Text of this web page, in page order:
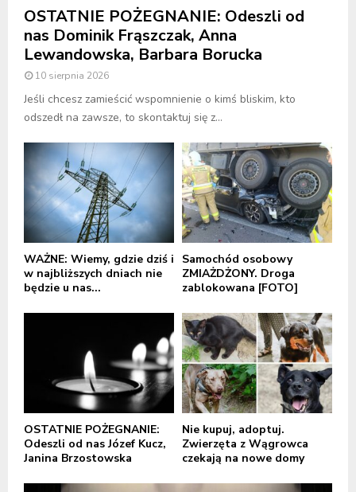
OSTATNIE POŻEGNANIE: Odeszli od
nas Dominik Frąszczak, Anna
Lewandowska, Barbara Borucka
10 sierpnia 2026
Jeśli chcesz zamieścić wspomnienie o kimś bliskim, kto
odszedł na zawsze, to skontaktuj się z...
WAŻNE: Wiemy, gdzie dziś i
w najbliższych dniach nie
będzie u nas...
Samochód osobowy
ZMIAŻDŻONY. Droga
zablokowana [FOTO]
OSTATNIE POŻEGNANIE:
Odeszli od nas Józef Kucz,
Janina Brzostowska
Nie kupuj, adoptuj.
Zwierzęta z Wągrowca
czekają na nowe domy